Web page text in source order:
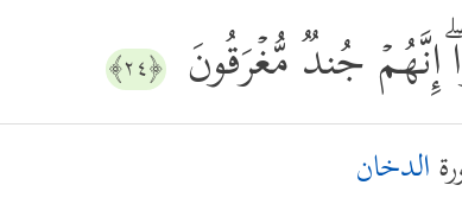
إِنَّهُمۡ جُندࣱ مُّغۡرَقُونَ ﴿٢٤﴾
الدخان